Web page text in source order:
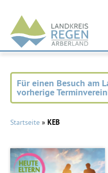
Landkreis
Regen
Für einen Besuch am
vorherige
Startseite » KEB